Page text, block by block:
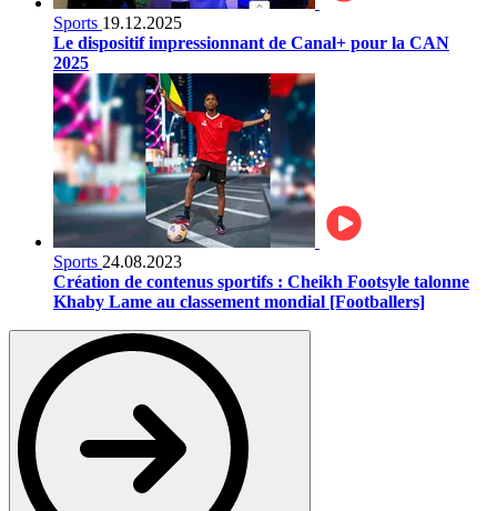
Sports 19.12.2025
Le dispositif impressionnant de Canal+ pour la CAN
2025
Sports 24.08.2023
Création de contenus sportifs : Cheikh Footsyle talonne
Khaby Lame au classement mondial [Footballers]